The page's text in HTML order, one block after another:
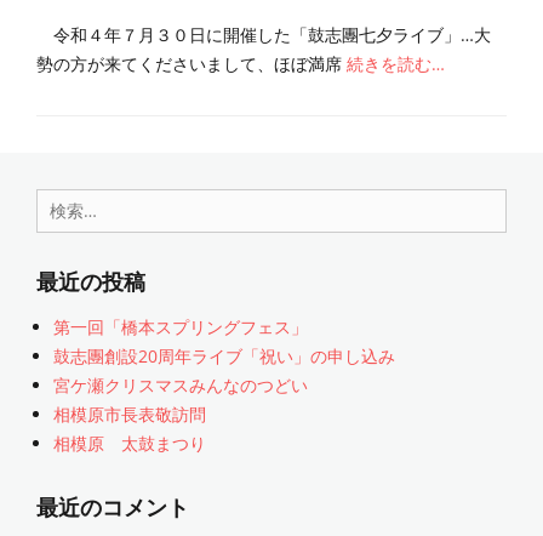
令和４年７月３０日に開催した「鼓志團七夕ライブ」…大
勢の方が来てくださいまして、ほぼ満席 続きを読む…
リ
類検
索:
最近の投稿
第一回「橋本スプリングフェス」
鼓志團創設20周年ライブ「祝い」の申し込み
宮ケ瀬クリスマスみんなのつどい
相模原市長表敬訪問
相模原 太鼓まつり
最近のコメント